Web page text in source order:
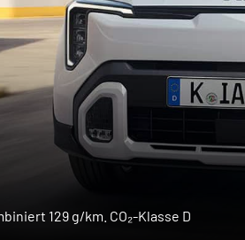
129 g/km. CO₂-Klasse D